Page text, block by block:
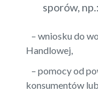
sporów, np.:
– wniosku do
Handlowej,
– pomocy od
konsumentów